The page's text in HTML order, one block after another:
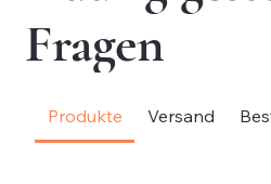
Fragen
Produkte Versand